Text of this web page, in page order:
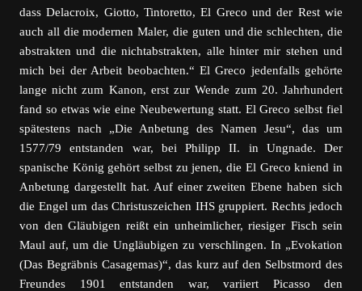
dass Delacroix, Giotto, Tintoretto, El Greco und der Rest wie
auch all die modernen Maler, die guten und die schlechten, die
abstrakten und die nichtabstrakten, alle hinter mir stehen und
mich bei der Arbeit beobachten.“ El Greco jedenfalls gehörte
lange nicht zum Kanon, erst zur Wende zum 20. Jahrhundert
fand so etwas wie eine Neubewertung statt. El Greco selbst fiel
spätestens nach „Die Anbetung des Namen Jesu“, das um
1577/79 entstanden war, bei Philipp II. in Ungnade. Der
spanische König gehört selbst zu jenen, die El Greco kniend in
Anbetung dargestellt hat. Auf einer zweiten Ebene haben sich
die Engel um das Christuszeichen IHS gruppiert. Rechts jedoch
von den Gläubigen reißt ein unheimlicher, riesiger Fisch sein
Maul auf, um die Ungläubigen zu verschlingen. In „Evokation
(Das Begräbnis Casagemas)“, das kurz auf den Selbstmord des
Freundes 1901 entstanden war, variiert Picasso den